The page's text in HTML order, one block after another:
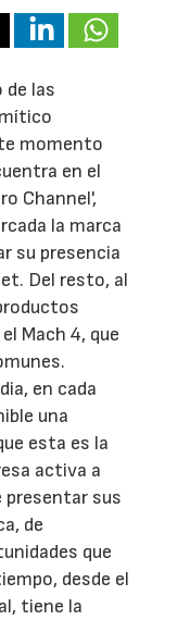
las
momento
en el
Channel',
la marca
su presencia
Del resto, al
Mach 4, que
en cada
una
esta es la
activa a
presentar sus
de
que
desde el
tiene la